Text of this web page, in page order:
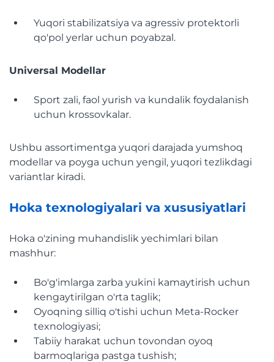
Yuqori stabilizatsiya va agressiv protektorli
qo'pol yerlar uchun poyabzal.
Universal Modellar
Sport zali, faol yurish va kundalik foydalanish
uchun krossovkalar.
Ushbu assortimentga yuqori darajada yumshoq
modellar va poyga uchun yengil, yuqori tezlikdagi
variantlar kiradi.
Hoka texnologiyalari va xususiyatlari
Hoka o'zining muhandislik yechimlari bilan
mashhur:
Bo'g'imlarga zarba yukini kamaytirish uchun
kengaytirilgan o'rta taglik;
Oyoqning silliq o'tishi uchun Meta-Rocker
texnologiyasi;
Tabiiy harakat uchun tovondan oyoq
barmoqlariga pastga tushish;